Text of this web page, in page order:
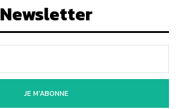
Newsletter
JE M'ABONNE